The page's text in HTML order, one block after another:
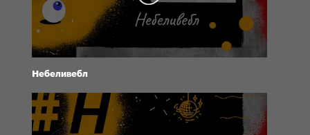
Небеливебл